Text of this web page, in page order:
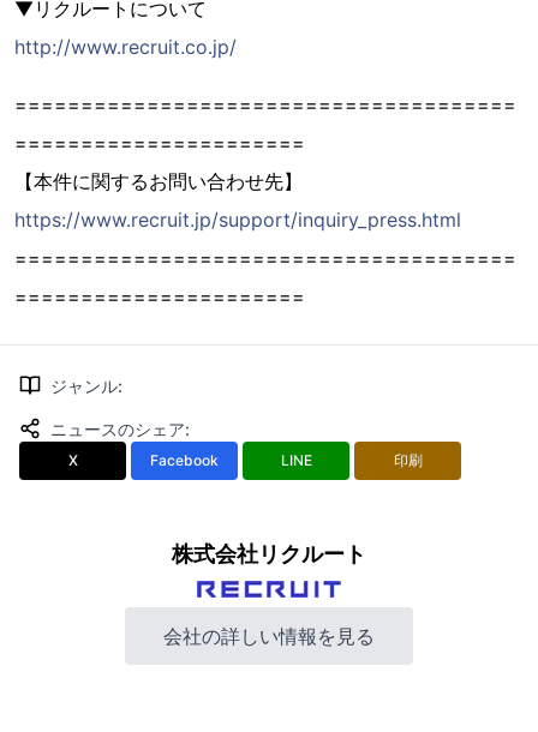
▼リクルートについて
http://www.recruit.co.jp/
======================================
======================
【本件に関するお問い合わせ先】
https://www.recruit.jp/support/inquiry_press.html
======================================
======================
ジャンル:
ニュースのシェア:
X Facebook LINE 印刷
株式会社リクルート
会社の詳しい情報を見る